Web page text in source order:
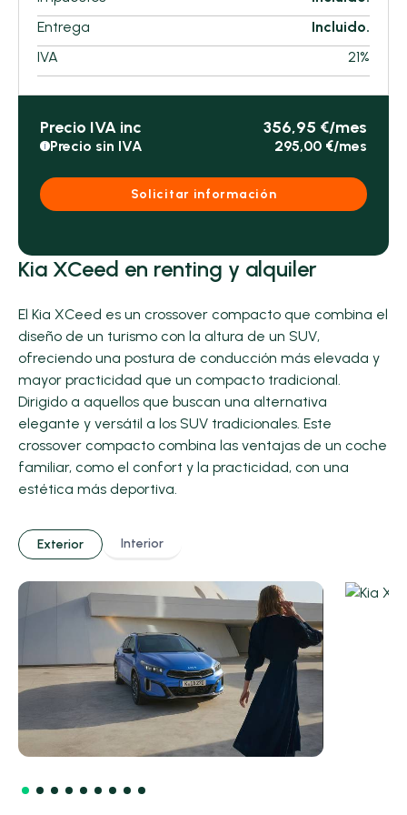
Entrega
Incluido.
IVA
21%
Precio IVA inc 356,95 €/mes
i Precio sin IVA 295,00 €/mes
Solicitar información
Kia XCeed en renting y alquiler
El Kia XCeed es un crossover compacto que combina el
diseño de un turismo con la altura de un SUV,
ofreciendo una postura de conducción más elevada y
mayor practicidad que un compacto tradicional.
Dirigido a aquellos que buscan una alternativa
elegante y versátil a los SUV tradicionales. Este
crossover compacto combina las ventajas de un coche
familiar, como el confort y la practicidad, con una
estética más deportiva.
Exterior Interior